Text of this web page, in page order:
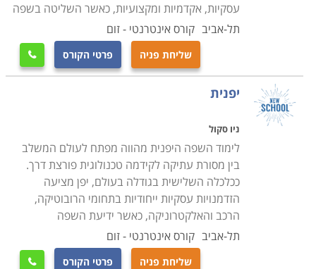
עסקיות, אקדמיות ומקצועיות, כאשר השליטה בשפה
תל-אביב קורס אינטרנטי - זום
שליחת פניה פרטי הקורס 
יפנית
ניו סקול
לימוד השפה היפנית מהווה מפתח לעולם המשלב
בין מסורת עתיקה לקידמה טכנולוגית פורצת דרך.
ככלכלה השלישית בגודלה בעולם, יפן מציעה
הזדמנויות עסקיות ייחודיות בתחומי הרובוטיקה,
הרכב והאלקטרוניקה, כאשר ידיעת השפה
תל-אביב קורס אינטרנטי - זום
שליחת פניה פרטי הקורס 